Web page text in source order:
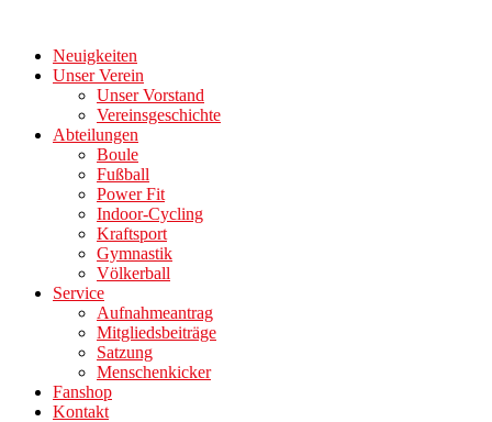
wechselnNeuigkeiten
Unser Verein
Unser Vorstand
Vereinsgeschichte
Abteilungen
Boule
Fußball
Power Fit
Indoor-Cycling
Kraftsport
Gymnastik
Völkerball
Service
Aufnahmeantrag
Mitgliedsbeiträge
Satzung
Menschenkicker
Fanshop
Kontakt